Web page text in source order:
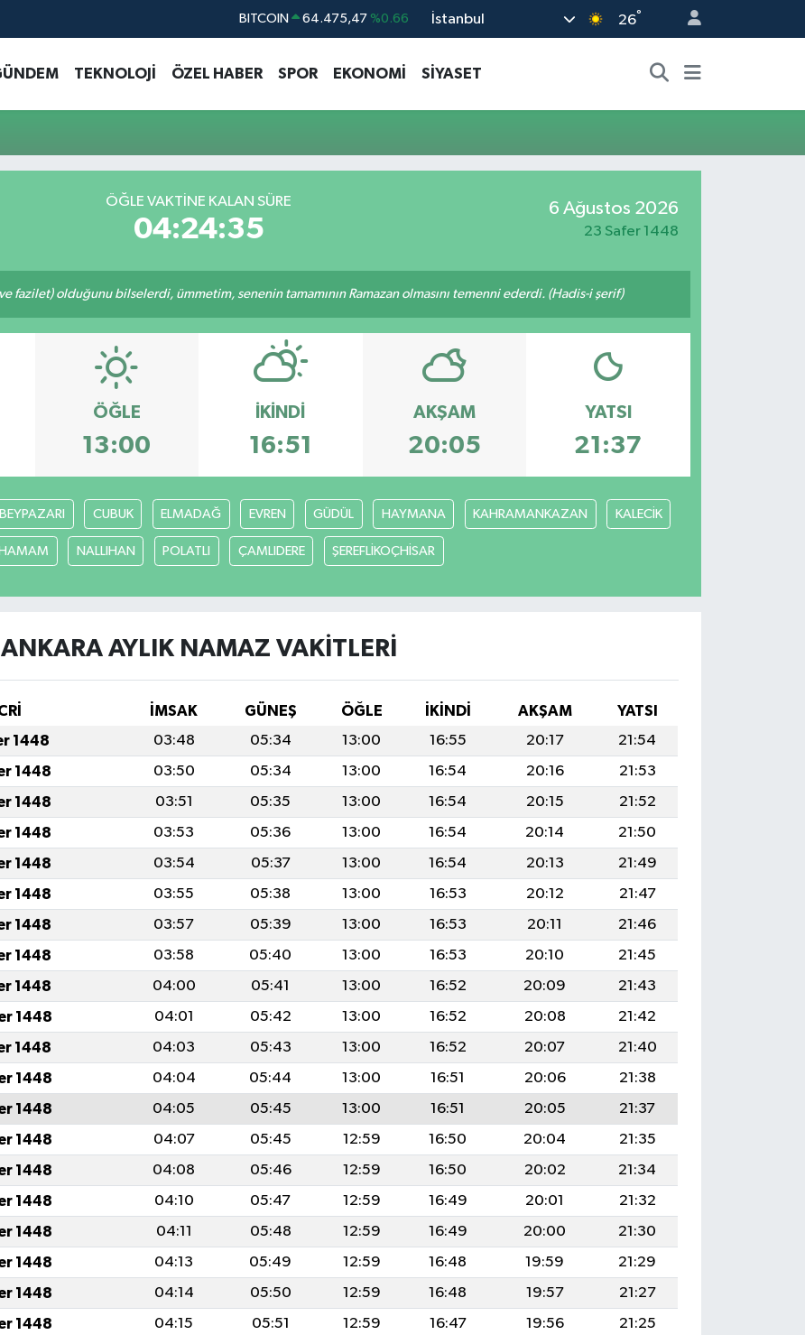
BITCOIN 64.475,47 %0.66 İstanbul 26°
TEKNOLOJİ ÖZEL HABER SPOR EKONOMİ SİYASET
ÖĞLE VAKTINE KALAN SÜRE
04:24:35
6 Ağustos 2026
23 Safer 1448
fazilet) olduğunu bilselerdi, ümmetim, senenin tamamının Ramazan olmasını temenni ederdi. (Hadis-i şerif)
ÖĞLE
13:00
İKINDI
16:51
AKŞAM
20:05
YATSI
21:37
BEYPAZARI CUBUK ELMADAĞ EVREN GÜDÜL HAYMANA KAHRAMANKAZAN KALECİK
NALLIHAN POLATLI ÇAMLIDERE ŞEREFLİKOÇHİSAR
ANKARA AYLIK NAMAZ VAKITLERI
İMSAK GÜNEŞ ÖĞLE İKINDI AKŞAM
YATSI
1448 03:48 05:34 13:00 16:55 20:17
21:54
1448 03:50 05:34 13:00 16:54 20:16
21:53
1448 03:51 05:35 13:00 16:54 20:15
21:52
1448 03:53 05:36 13:00 16:54 20:14
21:50
1448 03:54 05:37 13:00 16:54 20:13
21:49
1448 03:55 05:38 13:00 16:53 20:12
21:47
1448 03:57 05:39 13:00 16:53 20:11
21:46
1448 03:58 05:40 13:00 16:53 20:10
21:45
1448 04:00 05:41 13:00 16:52 20:09
21:43
1448 04:01 05:42 13:00 16:52 20:08
21:42
1448 04:03 05:43 13:00 16:52 20:07
21:40
1448 04:04 05:44 13:00 16:51 20:06
21:38
1448 04:05 05:45 13:00 16:51 20:05
21:37
1448 04:07 05:45 12:59 16:50 20:04
21:35
1448 04:08 05:46 12:59 16:50 20:02
21:34
1448 04:10 05:47 12:59 16:49 20:01
21:32
1448 04:11 05:48 12:59 16:49 20:00
21:30
1448 04:13 05:49 12:59 16:48 19:59
21:29
1448 04:14 05:50 12:59 16:48 19:57
21:27
1448 04:15 05:51 12:59 16:47 19:56
21:25